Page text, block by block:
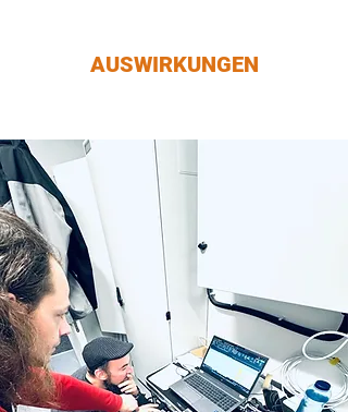
AUSWIRKUNGEN